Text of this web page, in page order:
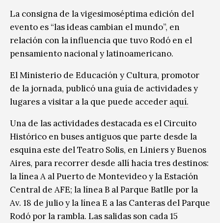
La consigna de la vigesimoséptima edición del
evento es “las ideas cambian el mundo”, en
relación con la influencia que tuvo Rodó en el
pensamiento nacional y latinoamericano.
El Ministerio de Educación y Cultura, promotor
de la jornada, publicó una guía de actividades y
lugares a visitar a la que puede acceder aquí.
Una de las actividades destacada es el Circuito
Histórico en buses antiguos que parte desde la
esquina este del Teatro Solis, en Liniers y Buenos
Aires, para recorrer desde allí hacia tres destinos:
la línea A al Puerto de Montevideo y la Estación
Central de AFE; la línea B al Parque Batlle por la
Av. 18 de julio y la línea E a las Canteras del Parque
Rodó por la rambla. Las salidas son cada 15